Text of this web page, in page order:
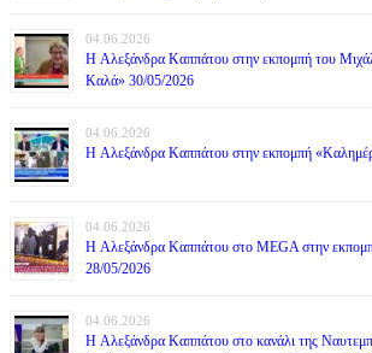
04.06.2026
H Αλεξάνδρα Καππάτου στην εκπομπή του
Καλά» 30/05/2026
04.06.2026
H Αλεξάνδρα Καππάτου στην εκπομπή
04.06.2026
H Αλεξάνδρα Καππάτου στο MEGA στην
28/05/2026
04.06.2026
H Αλεξάνδρα Καππάτου στο κανάλι της